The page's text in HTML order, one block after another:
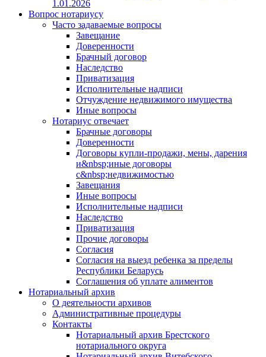
1.01.2026
Вопрос нотариусу
Часто задаваемые вопросы
Завещание
Доверенности
Брачный договор
Наследство
Приватизация
Исполнительные надписи
Отчуждение недвижимого имущества
Иные вопросы
Нотариус отвечает
Брачные договоры
Доверенности
Договоры купли-продажи, мены, дарения
и&nbsp;иные договоры
с&nbsp;недвижимостью
Завещания
Иные вопросы
Исполнительные надписи
Наследство
Приватизация
Прочие договоры
Согласия
Согласия на выезд ребенка за пределы
Республики Беларусь
Соглашения об уплате алиментов
Нотариальный архив
О деятельности архивов
Административные процедуры
Контакты
Нотариальный архив Брестского
нотариального округа